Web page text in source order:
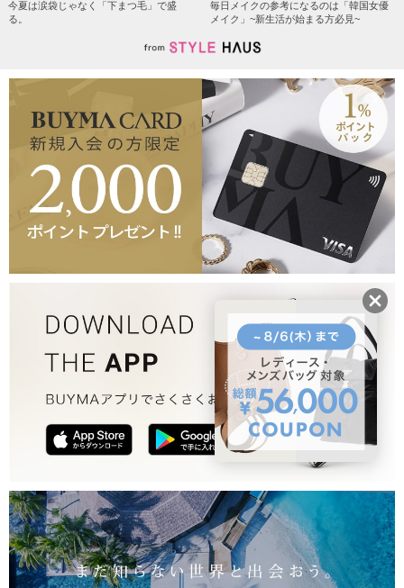
今夏は涙袋じゃなく「下まつ毛」で盛
る。
毎日メイクの参考になるのは「韓国女優
メイク」~新生活が始まる方必見~